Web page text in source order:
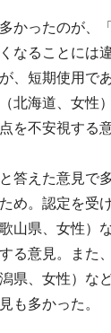
かったのが、
なることには
、短期使用で
北海道、女性
を不安視する
答えた意見で
め。認定を受
山県、女性）
る意見。また
県、女性）な
も多かった。